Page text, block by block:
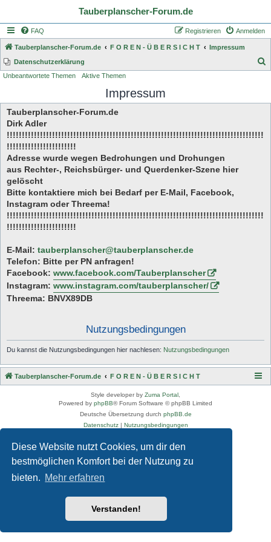
Diese Website nutzt Cookies, um dir den
bestmöglichen Komfort bei der Nutzung zu
bieten. Mehr erfahren
Verstanden!
Tauberplanscher-Forum.de
FAQ Anmelden
Registrieren
Tauberplanscher-Forum.de F O R E N - Ü B E R S I C H T
Impressum
Datenschutzerklärung
h
Unbeantwortete Themen Aktive Themen
Impressum
Tauberplanscher-Forum.de
Dirk Adler
!!!!!!!!!!!!!!!!!!!!!!!!!!!!!!!!!!!!!!!!!!!!!!!!!!!!!!!!!!!!!!!!!!!!!!!!!!!!!!!!!!!!!
!!!!!!!!!!!!!!!!!!!!!!!
Adresse wurde wegen Bedrohungen und Drohungen
aus Rechter-, Reichsbürger- und Querdenker-Szene hier
gelöscht
Bitte kontaktiere mich bei Bedarf per E-Mail, Facebook,
Instagram oder Threema!
!!!!!!!!!!!!!!!!!!!!!!!!!!!!!!!!!!!!!!!!!!!!!!!!!!!!!!!!!!!!!!!!!!!!!!!!!!!!!!!!!!!!!
!!!!!!!!!!!!!!!!!!!!!!!
E-Mail: tauberplanscher@tauberplanscher.de
Telefon: Bitte per PN anfragen!
Facebook: www.facebook.com/Tauberplanscher
Instagram: www.instagram.com/tauberplanscher/
Threema: BNVX89DB
Nutzungsbedingungen
Du kannst die Nutzungsbedingungen hier nachlesen: Nutzungsbedingungen
Tauberplanscher-Forum.de F O R E N - Ü B E R S I C H T
Style developer by Zuma Portal
Powered by phpBB® Forum Software © phpBB Limited
Deutsche Übersetzung durch phpBB.de
Datenschutz| Nutzungsbedingungen